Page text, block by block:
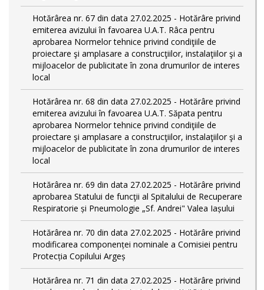
Hotărârea nr. 67 din data 27.02.2025 - Hotărâre privind
emiterea avizului în favoarea U.A.T. Râca pentru
aprobarea Normelor tehnice privind condiţiile de
proiectare şi amplasare a construcţiilor, instalaţiilor şi a
mijloacelor de publicitate în zona drumurilor de interes
local
Hotărârea nr. 68 din data 27.02.2025 - Hotărâre privind
emiterea avizului în favoarea U.A.T. Săpata pentru
aprobarea Normelor tehnice privind condiţiile de
proiectare şi amplasare a construcţiilor, instalaţiilor şi a
mijloacelor de publicitate în zona drumurilor de interes
local
Hotărârea nr. 69 din data 27.02.2025 - Hotărâre privind
aprobarea Statului de funcţii al Spitalului de Recuperare
Respiratorie și Pneumologie „Sf. Andrei" Valea Iașului
Hotărârea nr. 70 din data 27.02.2025 - Hotărâre privind
modificarea componenței nominale a Comisiei pentru
Protecția Copilului Argeș
Hotărârea nr. 71 din data 27.02.2025 - Hotărâre privind